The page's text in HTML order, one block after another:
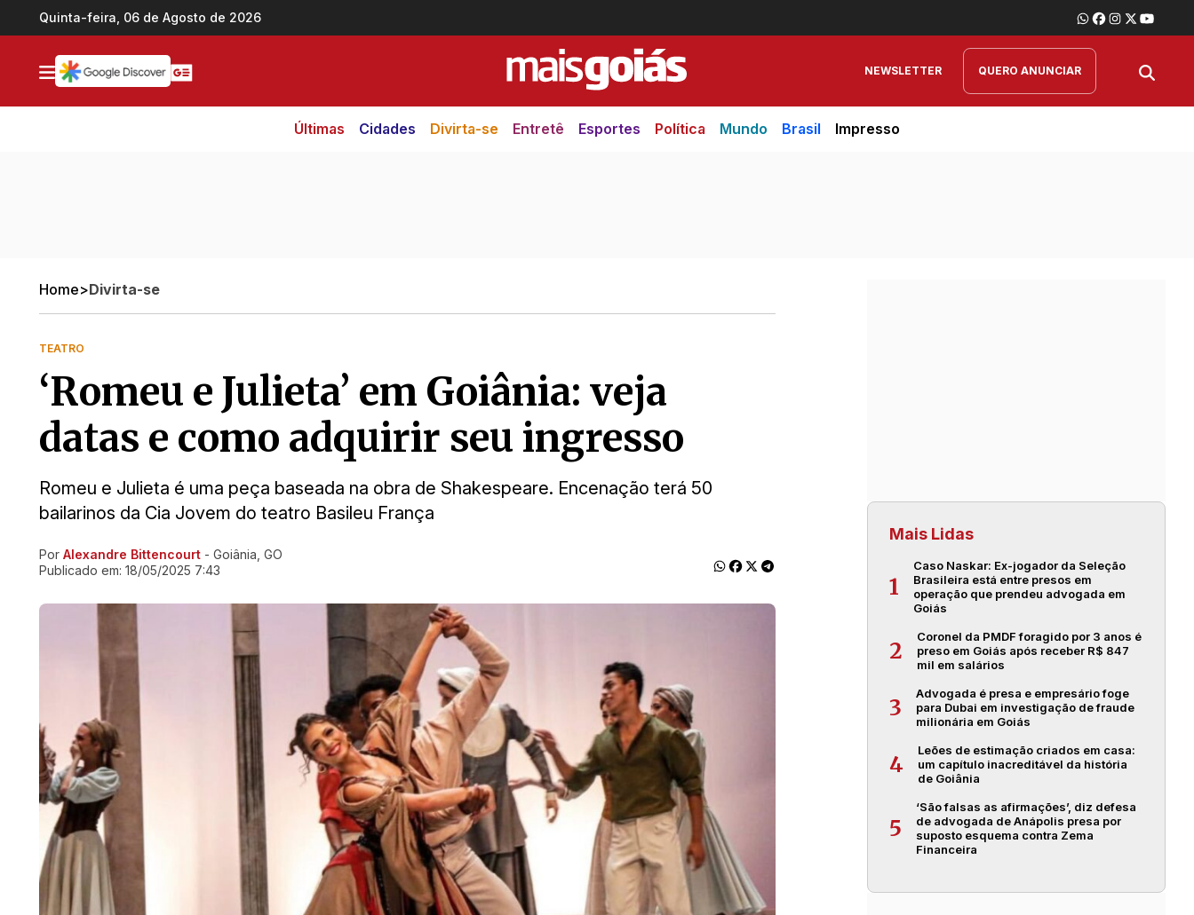
Ir direto pro conteúdo
Quinta-feira, 06 de Agosto de 2026
NEWSLETTER QUERO ANUNCIAR
Últimas Cidades Divirta-se Entretê Esportes Política Mundo Brasil Impresso
Home>Divirta-se
TEATRO
‘Romeu e Julieta’ em Goiânia: veja
datas e como adquirir seu ingresso
Romeu e Julieta é uma peça baseada na obra de Shakespeare. Encenação terá 50
bailarinos da Cia Jovem do teatro Basileu França
Ir direto pra matéria
Por Alexandre Bittencourt - Goiânia, GO
Publicado em: 18/05/2025 7:43
Mais Lidas
1
Caso Naskar: Ex-jogador da Seleção
Brasileira está entre presos em
operação que prendeu advogada em
Goiás
2
Coronel da PMDF foragido por 3 anos é
preso em Goiás após receber R$ 847
mil em salários
3
Advogada é presa e empresário foge
para Dubai em investigação de fraude
milionária em Goiás
4
Leões de estimação criados em casa:
um capítulo inacreditável da história
de Goiânia
5
‘São falsas as afirmações’, diz defesa
de advogada de Anápolis presa por
suposto esquema contra Zema
Financeira